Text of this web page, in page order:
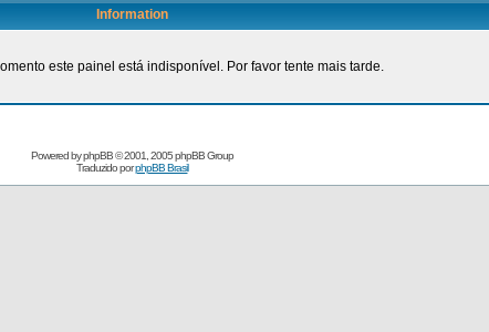
Information
este painel está indisponível. Por favor tente mais tarde.
Powered byphpBB© 2001, 2005 phpBB Group
Traduzido porphpBB Brasil